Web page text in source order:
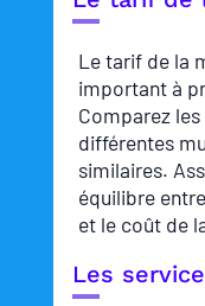
Le tarif de la
important à
Comparez
différentes
similaires.
équilibre
et le coût de
Les